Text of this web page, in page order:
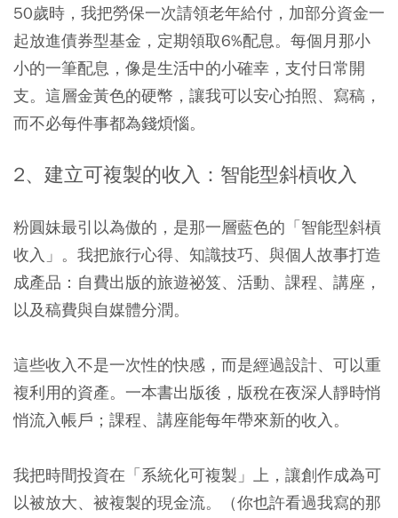
50歲時，我把勞保一次請領老年給付，加部分資金一
起放進債券型基金，定期領取6%配息。 每個月那小
小的一筆配息，像是生活中的小確幸，支付日常開
支。這層金黃色的硬幣，讓我可以安心拍照、寫稿，
而不必每件事都為錢煩惱。
2、建立可複製的收入：智能型斜槓收入
粉圓妹最引以為傲的，是那一層藍色的「智能型斜槓
收入」。我把旅行心得、知識技巧、與個人故事打造
成產品：自費出版的旅遊祕笈、活動、課程、講座，
以及稿費與自媒體分潤。
這些收入不是一次性的快感，而是經過設計、可以重
複利用的資產。一本書出版後，版稅在夜深人靜時悄
悄流入帳戶；課程、講座能每年帶來新的收入。
我把時間投資在「系統化可複製」上，讓創作成為可
以被放大、被複製的現金流。（你也許看過我寫的那